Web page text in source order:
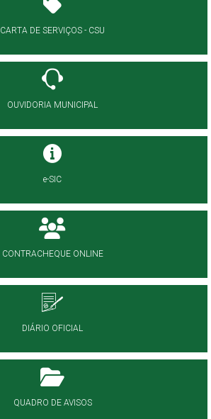
CARTA DE SERVIÇOS - CSU
OUVIDORIA MUNICIPAL
e-SIC
CONTRACHEQUE ONLINE
DIÁRIO OFICIAL
QUADRO DE AVISOS